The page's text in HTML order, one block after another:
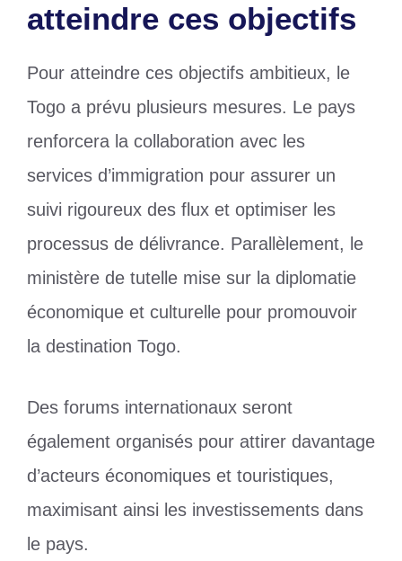
atteindre ces objectifs
Pour atteindre ces objectifs ambitieux, le
Togo a prévu plusieurs mesures. Le pays
renforcera la collaboration avec les
services d’immigration pour assurer un
suivi rigoureux des flux et optimiser les
processus de délivrance. Parallèlement, le
ministère de tutelle mise sur la diplomatie
économique et culturelle pour promouvoir
la destination Togo.
Des forums internationaux seront
également organisés pour attirer davantage
d’acteurs économiques et touristiques,
maximisant ainsi les investissements dans
le pays.